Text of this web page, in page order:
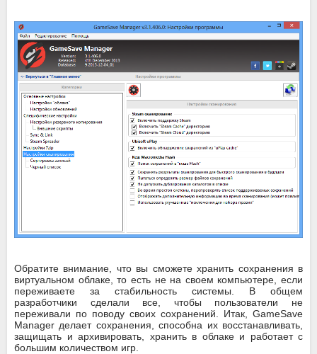
Обратите внимание, что вы сможете хранить сохранения в
виртуальном облаке, то есть не на своем компьютере, если
переживаете за стабильность системы. В общем
разработчики сделали все, чтобы пользователи не
переживали по поводу своих сохранений. Итак, GameSave
Manager делает сохранения, способна их восстанавливать,
защищать и архивировать, хранить в облаке и работает с
большим количеством игр.